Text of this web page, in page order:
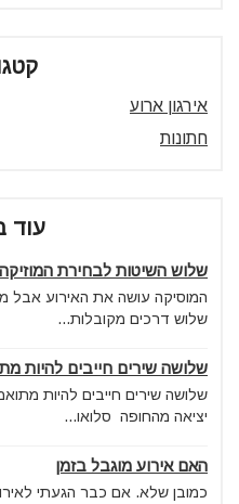
אירגון ארוע
חתונות
עוד
שלוש השיטות לבחירת
המוסיקה עושה את האירוע אבל
שלוש דרכים מקובלות...
שלושה שירים חייבים להיות
שלושה שירים חייבים להיות
יציאה מהחופה סלואו...
האם אירוע מוגבל בזמן
כמובן שלא. אם כבר הגעתי